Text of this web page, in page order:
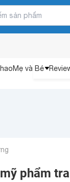
Mẹ và Bé
phẩm